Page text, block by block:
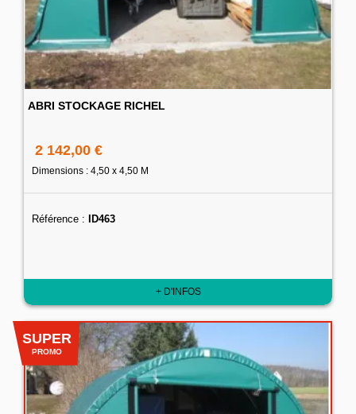
ABRI STOCKAGE RICHEL
2 142,00 €
Dimensions : 4,50 x 4,50 M
Référence : ID463
+ D'INFOS
SUPER
PROMO